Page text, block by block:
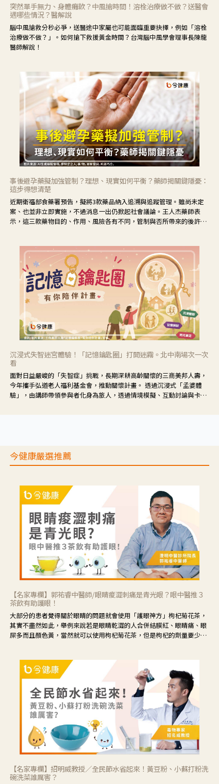
突然單手無力、身體癱軟？中風搶時間！溶栓治療做不做？送醫會
遇哪些情況？醫解說
腦中風搶救分秒必爭，送醫途中家屬也可能面臨重要抉擇，例如「溶栓
治療做不做？」。如何搶下救援黃金時間？台灣腦中風學會理事長陳龍
醫師解說！
事後避孕藥擬加強管制？理想、現實如何平衡？藥師揭關鍵隱憂：
這步得想清楚
近期衛福部食藥署預告，擬將3款藥品納入追溯與追蹤管理。雖尚未定
案、也並非立即實施，不過消息一出仍掀起社會議論。王人杰藥師表
示，這三款藥物目的、作用、風險各有不同，管制與否所帶來的後許影
沉浸式失智迷宮體驗！「記憶鑰匙圈」打開迷霧。北中南場次一次
看
面對日益嚴峻的「失智症」挑戰，長期深耕高齡關懷的三商美邦人壽，
今年攜手弘道老人福利基金會，推動關懷計畫。 透過沉浸式「孟婆體
驗」，由講師帶領參與者化身為旅人，透過情境模擬、互動討論與卡牌
今健康嚴選推薦
【名家專欄】郭祐睿中醫師/眼睛痠澀刺痛是青光眼？眼中醫推３
茶飲有助護眼！
大部分的患者覺得關於眼睛的問題就會使用「護眼神方」枸杞菊花茶，
其實不盡然如此，舉例來說若是眼睛乾澀的人合併結膜紅、眼睛痛、眼
屎多而且顏色黃，當然就可以使用枸杞菊花茶，但是枸杞的劑量要少，
候就要使用菊花、金銀花來治療；假如單純的眼睛乾澀，結膜沒有紅，
眼睛周圍沒有眼屎，這種情況是屬於「陰虛」，就可以使用枸杞、蓮
藕、麥門冬、山藥等比較滋潤的藥材，效果就更顯著。
【名家專欄】招明威教授／全民節水省起來！黃豆粉、小蘇打粉洗
碗洗菜誰厲害？